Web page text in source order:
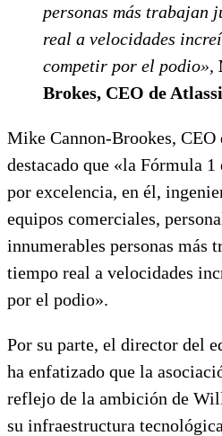
personas más trabajan
real a velocidades
competir por el podio»,
Brokes, CEO de
Mike Cannon-Brookes, CEO
destacado que «la Fórmula
por excelencia, en él,
equipos comerciales,
innumerables personas más
tiempo real a velocidades
por el podio».
Por su parte, el director del
ha enfatizado que la
reflejo de la ambición de
su infraestructura